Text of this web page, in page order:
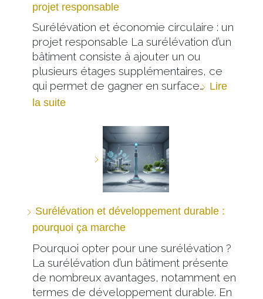
projet responsable
Surélévation et économie circulaire : un
projet responsable La surélévation d’un
bâtiment consiste à ajouter un ou
plusieurs étages supplémentaires, ce
qui permet de gagner en surface… Lire
la suite
Surélévation et développement durable :
pourquoi ça marche
Pourquoi opter pour une surélévation ?
La surélévation d’un bâtiment présente
de nombreux avantages, notamment en
termes de développement durable. En